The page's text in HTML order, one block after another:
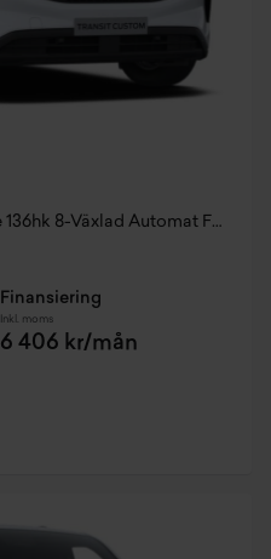
Skåp Trend 320l 2.0l Ecoblue 136hk 8-Växlad Automat FWD Diesel
Finansiering
Inkl. moms
6 406 kr/mån